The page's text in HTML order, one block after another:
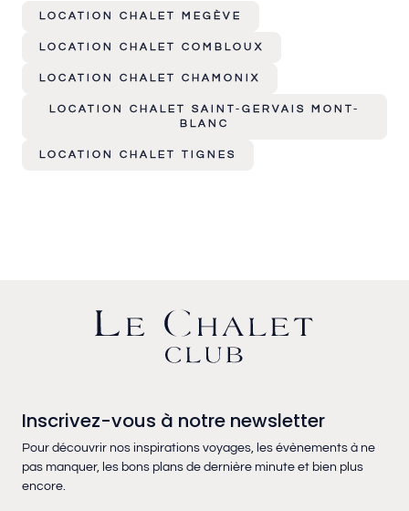
LOCATION CHALET MEGÈVE
LOCATION CHALET COMBLOUX
LOCATION CHALET CHAMONIX
LOCATION CHALET SAINT-GERVAIS MONT-
BLANC
LOCATION CHALET TIGNES
Inscrivez-vous à notre newsletter
Pour découvrir nos inspirations voyages, les évènements à ne
pas manquer, les bons plans de dernière minute et bien plus
encore.